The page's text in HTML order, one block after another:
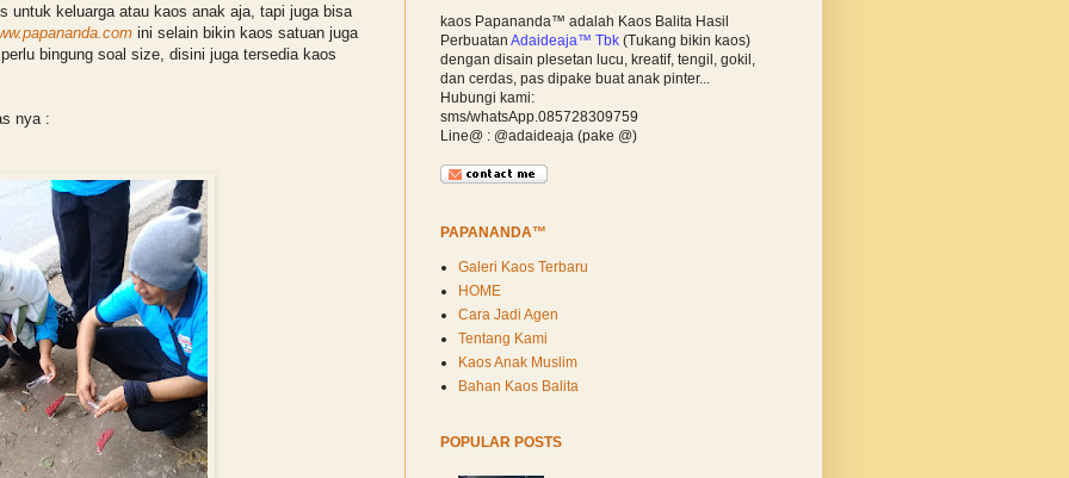
untuk keluarga atau kaos anak aja, tapi juga bisa
ini selain bikin kaos satuan juga
bingung soal size, disini juga tersedia kaos
nya :
kaos Papananda™ adalah Kaos Balita Hasil
Perbuatan Adaideaja™ Tbk (Tukang bikin kaos)
dengan disain plesetan lucu, kreatif, tengil, gokil,
dan cerdas, pas dipake buat anak pinter...
Hubungi kami:
sms/whatsApp.085728309759
Line@ : @adaideaja (pake @)
PAPANANDA™
Galeri Kaos Terbaru
HOME
Cara Jadi Agen
Tentang Kami
Kaos Anak Muslim
Bahan Kaos Balita
POPULAR POSTS